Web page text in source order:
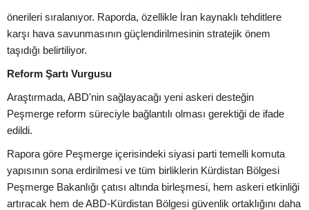
önerileri sıralanıyor. Raporda, özellikle İran kaynaklı tehditlere
karşı hava savunmasının güçlendirilmesinin stratejik önem
taşıdığı belirtiliyor.
Reform Şartı Vurgusu
Araştırmada, ABD'nin sağlayacağı yeni askeri desteğin
Peşmerge reform süreciyle bağlantılı olması gerektiği de ifade
edildi.
Rapora göre Peşmerge içerisindeki siyasi parti temelli komuta
yapısının sona erdirilmesi ve tüm birliklerin Kürdistan Bölgesi
Peşmerge Bakanlığı çatısı altında birleşmesi, hem askeri etkinliği
artıracak hem de ABD-Kürdistan Bölgesi güvenlik ortaklığını daha